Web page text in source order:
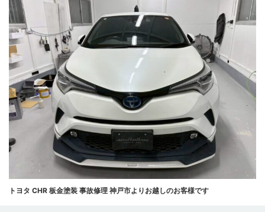
トヨタ CHR 板金塗装 事故修理 神戸市よりお越しのお客様です